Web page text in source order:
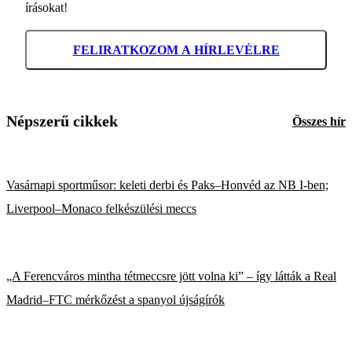
írásokat!
FELIRATKOZOM A HÍRLEVÉLRE
Népszerű cikkek Összes hír
Vasárnapi sportműsor: keleti derbi és Paks–Honvéd az NB I-ben;
Liverpool–Monaco felkészülési meccs
„A Ferencváros mintha tétmeccsre jött volna ki” – így látták a Real
Madrid–FTC mérkőzést a spanyol újságírók